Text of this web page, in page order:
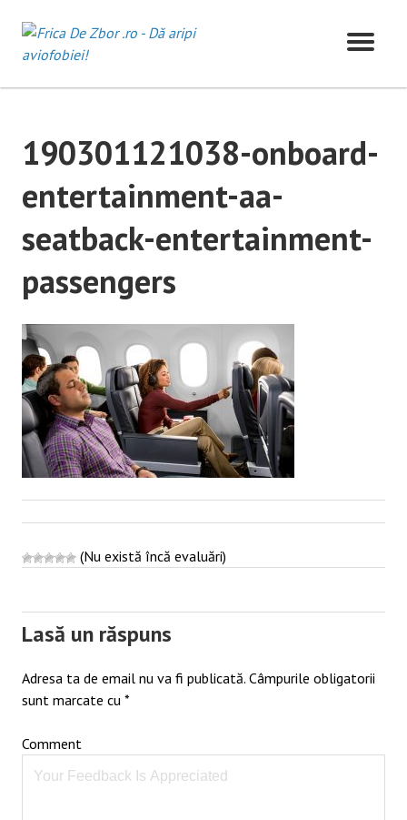
content
190301121038-onboard-
entertainment-aa-
seatback-entertainment-
passengers
(Nu există încă evaluări)
Lasă un răspuns
Adresa ta de email nu va fi publicată. Câmpurile obligatorii
sunt marcate cu *
Comment